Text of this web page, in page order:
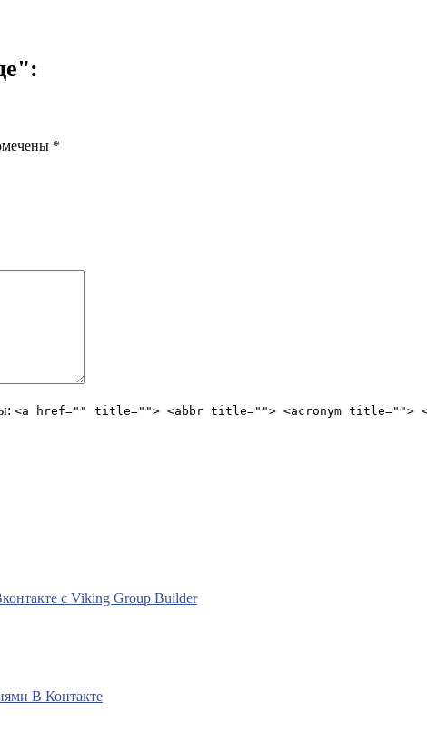
*
<a href="" title=""> <abbr title=""> <acronym title="">
с Viking Group Builder
В Контакте